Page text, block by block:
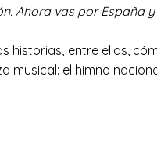
Ahora vas por España
historias, entre ellas,
musical: el himno